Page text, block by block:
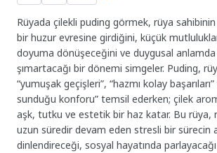
Rüyada çilekli puding görmek, rüya
bir huzur evresine girdiğini, küçük
doyuma dönüşeceğini ve duygusal
şımartacağı bir dönemi simgeler. Puding,
“yumuşak geçişleri”, “hazmı kolay
sunduğu konforu” temsil ederken; çilek
aşk, tutku ve estetik bir haz katar. Bu rüya,
uzun süredir devam eden stresli bir sürecin
dinlendireceği, sosyal hayatında